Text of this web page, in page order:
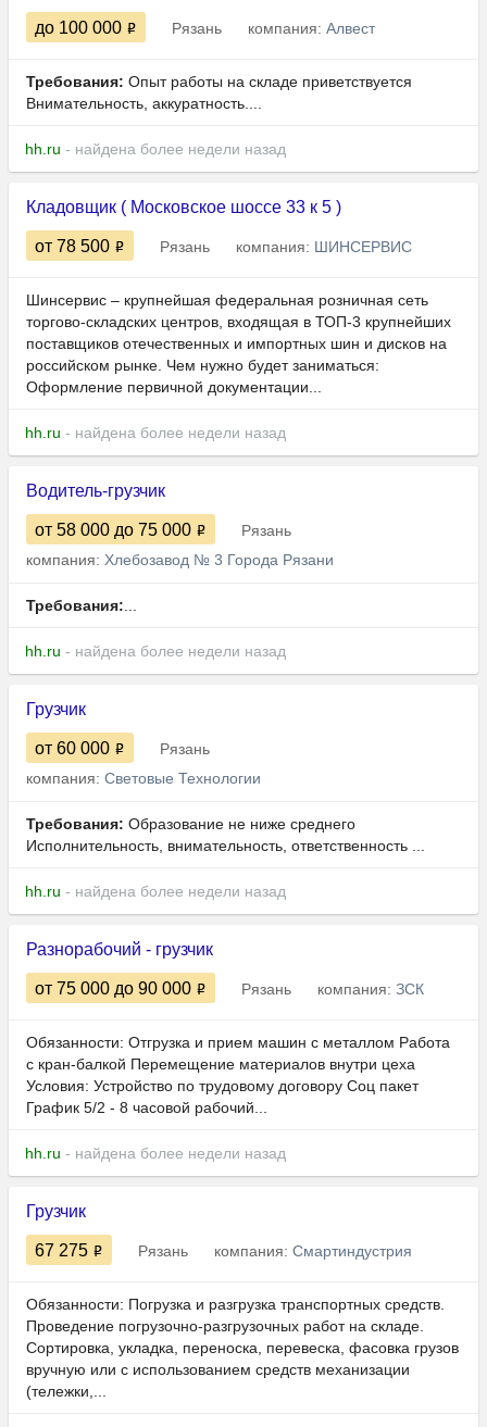
до 100 000 Рязань компания: Алвест
Требования: Опыт работы на складе приветствуется
Внимательность, аккуратность....
hh.ru - найдена более недели назад
Кладовщик ( Московское шоссе 33 к 5 )
от 78 500 Рязань компания: ШИНСЕРВИС
Шинсервис – крупнейшая федеральная розничная сеть
торгово-складских центров, входящая в ТОП-3 крупнейших
поставщиков отечественных и импортных шин и дисков на
российском рынке. Чем нужно будет заниматься:
Оформление первичной документации...
hh.ru - найдена более недели назад
Водитель-грузчик
от 58 000 до 75 000
Рязань
компания: Хлебозавод № 3 Города Рязани
Требования:...
hh.ru - найдена более недели назад
Грузчик
от 60 000
Рязань
компания: Световые Технологии
Требования: Образование не ниже среднего
Исполнительность, внимательность, ответственность ...
hh.ru - найдена более недели назад
Разнорабочий - грузчик
от 75 000 до 90 000 Рязань компания: ЗСК
Обязанности: Отгрузка и прием машин с металлом Работа
с кран-балкой Перемещение материалов внутри цеха
Условия: Устройство по трудовому договору Соц пакет
График 5/2 - 8 часовой рабочий...
hh.ru - найдена более недели назад
Грузчик
67 275 Рязань компания: Смартиндустрия
Обязанности: Погрузка и разгрузка транспортных средств.
Проведение погрузочно-разгрузочных работ на складе.
Сортировка, укладка, переноска, перевеска, фасовка грузов
вручную или с использованием средств механизации
(тележки,...